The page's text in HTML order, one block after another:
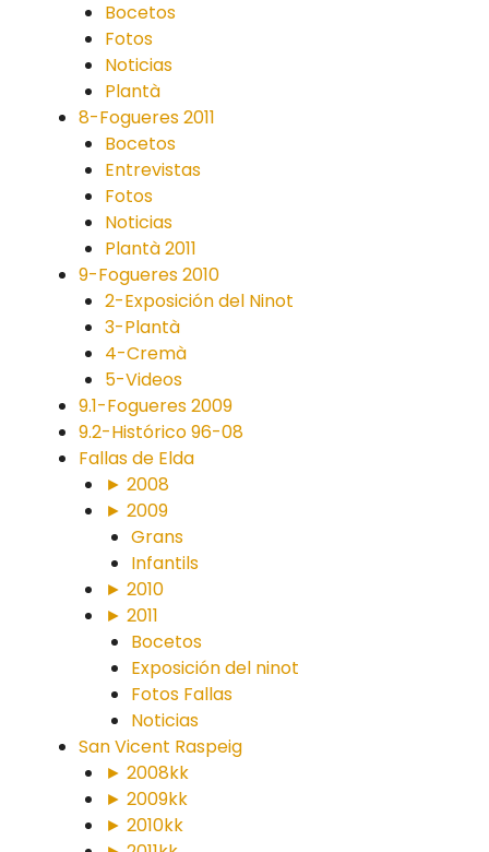
Bocetos
Fotos
Noticias
Plantà
8-Fogueres 2011
Bocetos
Entrevistas
Fotos
Noticias
Plantà 2011
9-Fogueres 2010
2-Exposición del Ninot
3-Plantà
4-Cremà
5-Videos
9.1-Fogueres 2009
9.2-Histórico 96-08
Fallas de Elda
► 2008
► 2009
Grans
Infantils
► 2010
► 2011
Bocetos
Exposición del ninot
Fotos Fallas
Noticias
San Vicent Raspeig
► 2008kk
► 2009kk
► 2010kk